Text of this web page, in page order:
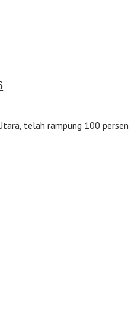
telah rampung 100